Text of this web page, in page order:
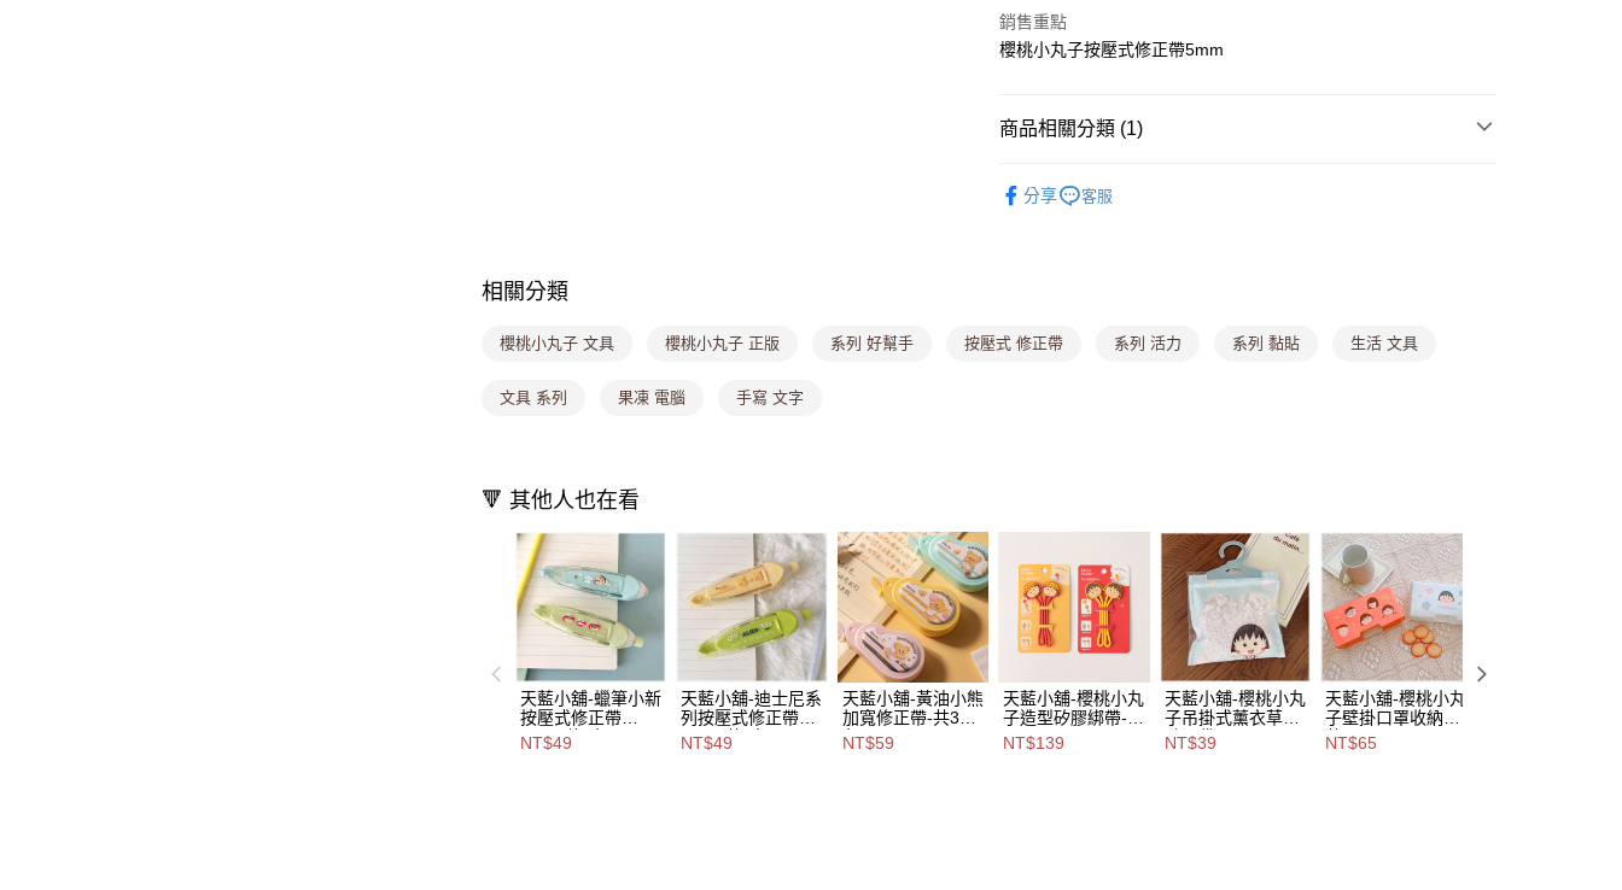
相關說明
【大哥付你分期使用說明】
1.本服務由台灣大哥大提供，台灣大哥大用戶可立即使用無須另外申請。
完成交易。
消。如遇「轉專審核」未通過狀況，表示未達大哥付你分期系統評分，恕
ATM付款
運送方式
全家取貨付款
萊爾富取貨付款
付款後7-11取貨
每筆NT$80，滿NT$1,000(含以上)免運費
宅配
每筆NT$100，滿NT$1,000(含以上)免運費
付款後門市自取
免運費
銷售重點
櫻桃小丸子按壓式修正帶5mm
商品相關分類 (1)
分享
客服
相關分類
櫻桃小丸子 文具 櫻桃小丸子 正版 系列 好幫手 按壓式 修正帶 系列 活力 系列 黏貼 生活 文具
文具 系列 果凍 電腦 手寫 文字
🔻 其他人也在看
天藍小舖-蠟筆小新
按壓式修正帶
5mm-共2色-$49
【A11114364】
NT$49
天藍小舖-迪士尼系
列按壓式修正帶
5mm-共2色-$49
【A11114365】
NT$49
天藍小舖-黃油小熊
加寬修正帶-共3
色-$59【A111154
02】
NT$59
天藍小舖-櫻桃小丸
子造型矽膠綁帶-共
2
色-$139【A11115
NT$139
天藍小舖-櫻桃小丸
子吊掛式薰衣草香
除濕袋-單1
款-$39【A111139
NT$39
天藍小舖-櫻桃小丸
子壁掛口罩收納盒-
共2
色-$65【A111139
NT$65